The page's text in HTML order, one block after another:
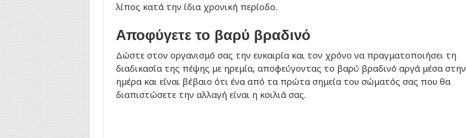
λίπος κατά την ίδια χρονική περίοδο.
Αποφύγετε το βαρύ βραδινό
Δώστε στον οργανισμό σας την ευκαιρία και τον χρόνο να πραγματοποιήσει τη
διαδικασία της πέψης με ηρεμία, αποφεύγοντας το βαρύ βραδινό αργά μέσα στην
ημέρα και είναι βέβαιο ότι ένα από τα πρώτα σημεία του σώματός σας που θα
διαπιστώσετε την αλλαγή είναι η κοιλιά σας.